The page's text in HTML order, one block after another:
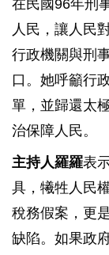
在民國96年刑
人民，讓人民
行政機關與刑
口。她呼籲行
單，並歸還太
治保障人民。
主持人羅羅表
具，犧牲人民
稅務假案，更
缺陷。如果政